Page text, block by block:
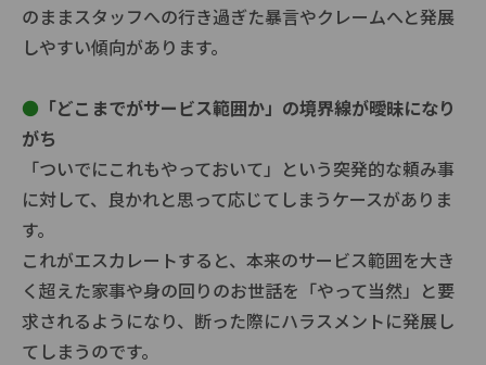
のままスタッフへの行き過ぎた暴言やクレームへと発展
しやすい傾向があります。
● 「どこまでがサービス範囲か」の境界線が曖昧になり
がち
「ついでにこれもやっておいて」という突発的な頼み事
に対して、良かれと思って応じてしまうケースがありま
す。
これがエスカレートすると、本来のサービス範囲を大き
く超えた家事や身の回りのお世話を「やって当然」と要
求されるようになり、断った際にハラスメントに発展し
てしまうのです。